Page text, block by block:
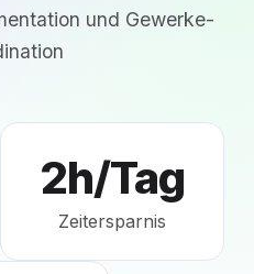
und Gewerke-
2h/Tag
Zeitersparnis